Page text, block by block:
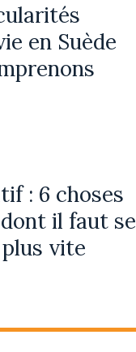
en Suède
: 6 choses
il faut se
vite